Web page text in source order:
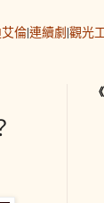
倫|連續劇|觀光